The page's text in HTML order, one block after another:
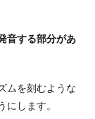
音する部分があ
ムを刻むような
します。